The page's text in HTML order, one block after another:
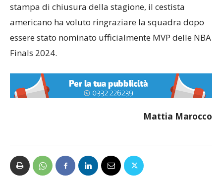
stampa di chiusura della stagione, il cestista
americano ha voluto ringraziare la squadra dopo
essere stato nominato ufficialmente MVP delle NBA
Finals 2024.
Mattia Marocco